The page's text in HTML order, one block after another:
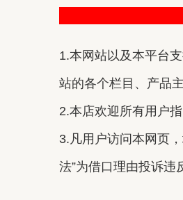
1.本网站以及本平台
站的各个栏目、产品
2.本店欢迎所有用户
3.凡用户访问本网页
法”为借口理由投诉违